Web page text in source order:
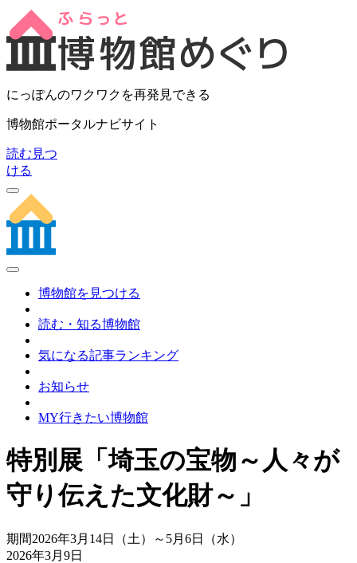
にっぽんのワクワクを再発見できる
博物館ポータルナビサイト
読む 見つ
ける
博物館を見つける
読む・知る博物館
気になる記事ランキング
お知らせ
MY行きたい博物館
特別展「埼玉の宝物～人々が
守り伝えた文化財～」
期間2026年3月14日（土）～5月6日（水）
2026年3月9日